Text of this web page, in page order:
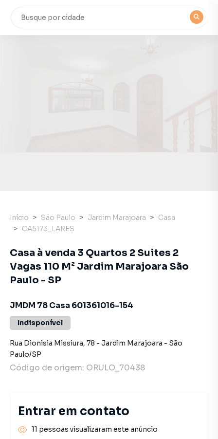
Início São Paulo Jardim Marajoara
Casa
CA5173_LARES
Casa à venda 3 Quartos 2 Suites 2
Vagas 110 M² Jardim Marajoara São
Paulo - SP
JMDM 78 Casa 601361016-154
Indisponível
Rua Dionisia Missiura, 78 - Jardim Marajoara - São
Paulo/SP
Código de origem: ORULO_70438
Entrar em contato
11 pessoas visualizaram este anúncio